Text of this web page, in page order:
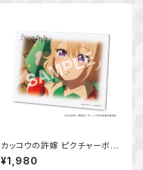
カッコウの許嫁 ピクチャーボー
ド大 (海野 幸)
¥1,980